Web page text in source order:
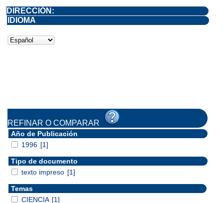
DIRECCIÓN:
IDIOMA
REFINAR O COMPARAR
Año de Publicación
1996 [1]
Tipo de documento
texto impreso [1]
Temas
CIENCIA [1]